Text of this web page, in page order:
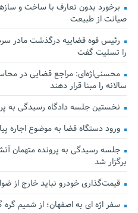
برخورد بدون تعارف با ساخت‌ و
صیانت از طبیعت
رئیس قوه قضاییه درگذشت مادر
را تسلیت گفت
محسنی‌اژه‌ای: مراجع قضایی در
سالانه را مبنا قرار دهند
نخستین جلسه دادگاه رسیدگی به
ورود دستگاه قضا به موضوع اجاره
جلسه رسیدگی به پرونده
برگزار شد
قیمت‌گذاری خودرو نباید خارج از
سفر اژه ای به اصفهان؛ از شمیم